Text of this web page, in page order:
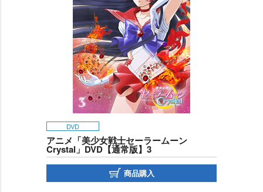
DVD
アニメ「美少女戦士セーラームーン
Crystal」DVD【通常版】3
商品購入